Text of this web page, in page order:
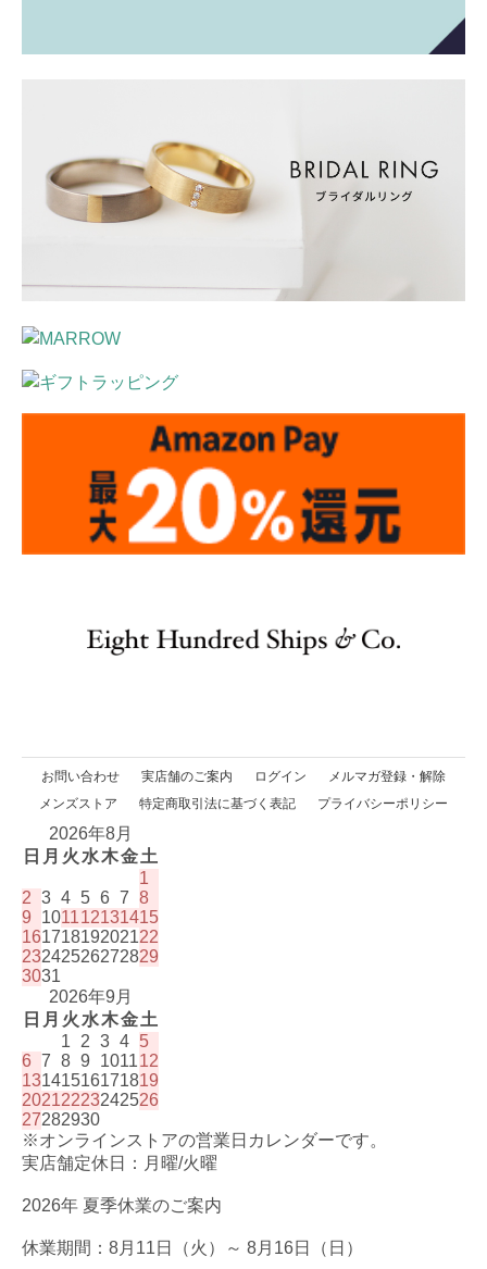
お問い合わせ 実店舗のご案内 ログイン
メルマガ登録・解除
メンズストア
特定商取引法に基づく表記 プライバシーポリシー
2026年8月
日 月 火 水木金土
1
2 3 4 5 6 7 8
9
101112131415
16171819202122
23242526272829
3031
2026年9月
日 月 火 水木金土
1
2 3 4 5
6 7 8 9 101112
13141516171819
20212223242526
27282930
※オンラインストアの営業日カレンダーです。
実店舗定休日：月曜/火曜
2026年 夏季休業のご案内
休業期間：8月11日（火）～ 8月16日（日）